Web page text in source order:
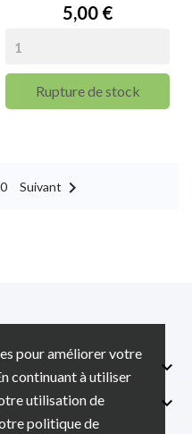
pour améliorer votre
continuant à utiliser
utilisation de
politique de
Prix
5,00 €
Rupture de stock
Suivant 

